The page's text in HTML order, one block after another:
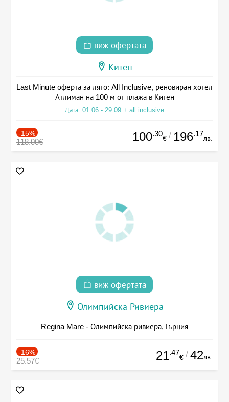
виж офертата
Китен
Last Minute оферта за лято: All Inclusive, реновиран хотел
Атлиман на 100 м от плажа в Китен
Дата: 01.06 - 29.09 + all inclusive
-15%
118.00€ 100.30
€ / 196.17
лв.
виж офертата
Олимпийска Ривиера
Regina Mare - Олимпийска ривиера, Гърция
-16%
25.57€ 21.47
€ / 42лв.